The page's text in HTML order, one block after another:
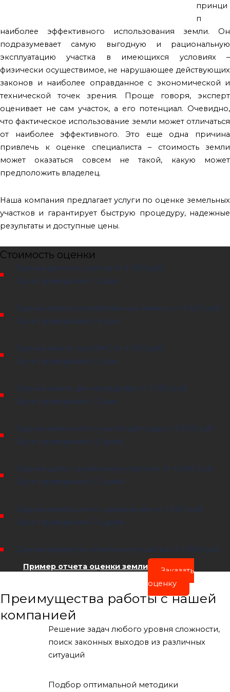
принци
п
наиболее эффективного использования земли. Он
подразумевает самую выгодную и рациональную
эксплуатацию участка в имеющихся условиях –
физически осуществимое, не нарушающее действующих
законов и наиболее оправданное с экономической и
технической точек зрения. Проще говоря, эксперт
оценивает не сам участок, а его потенциал. Очевидно,
что фактическое использование земли может отличаться
от наиболее эффективного. Это еще одна причина
привлечь к оценке специалиста – стоимость земли
может оказаться совсем не такой, какую может
предположить владелец.
Наша компания предлагает услуги по оценке земельных
участков и гарантирует быструю процедуру, надежные
результаты и доступные цены.
Стоимость оценки
Оценка дачного участка от 2 300 руб
Срок проведения 1-2 дня.
Оценка сельскохозяйственных земель от 4 500 руб.
Срок проведения 2-4 дня.
Оценка земли под ИЖС от 4 500 руб
Срок проведения 2-3 дня
Оценка земли для наследства от 3 000 руб.
Срок проведения 1-2 дня.
Оценка земельного участка для суда от 3 500 руб.
Срок проведения 1-3 дней.
Оценка дома с земельным участком от 4 000 руб.
Срок проведения 2-5 дней.
Оценка земель иного назначения от 4 500 руб.
Срок проведения 3-6 дней.
Оценка сервитута земельного участка от 5 000 руб.
Пример отчета оценки земли
Заказать
оценку
Преимущества работы с нашей
компанией
Решение задач любого уровня сложности,
поиск законных выходов из различных
ситуаций
Подбор оптимальной методики